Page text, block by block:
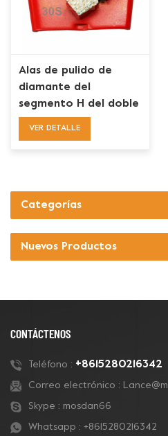
Alas de pulido de
diamante del
segmento H del doble
del cambio de HTC Ez
VER DETALLE
Categorías
Nuevos Productos
CONTÁCTENOS
Teléfono : +8615280216342
Correo electrónico :
Skype : mosdan66
Whatsapp : +8615280216342